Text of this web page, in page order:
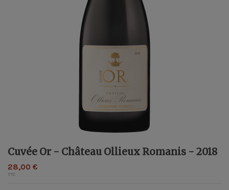
Cuvée Or - Château Ollieux Romanis - 2018
28,00 €
TTC